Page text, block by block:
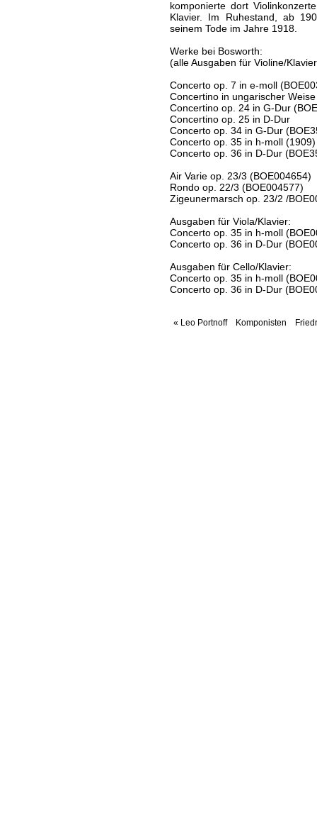
komponierte dort
Klavier. Im Ruhestand, ab
seinem Tode im Jahre 1918.
Werke bei Bosworth:
(alle Ausgaben für Violine/
Concerto op. 7 in e-moll
Concertino in ungarischer
Concertino op. 24 in G-Dur
Concertino op. 25 in D-Dur
Concerto op. 34 in G-Dur
Concerto op. 35 in h-moll (1909)
Concerto op. 36 in D-Dur
Air Varie op. 23/3 (BOE004654)
Rondo op. 22/3 (BOE004577)
Zigeunermarsch op. 23/2 /
Ausgaben für Viola/Klavier:
Concerto op. 35 in h-moll
Concerto op. 36 in D-Dur
Ausgaben für Cello/Klavier:
Concerto op. 35 in h-moll
Concerto op. 36 in D-Dur
« Leo Portnoff Komponisten